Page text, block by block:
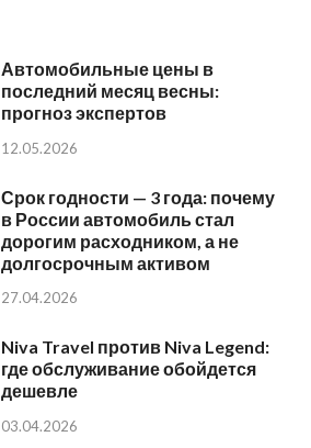
Автомобильные цены в
последний месяц весны:
прогноз экспертов
12.05.2026
Срок годности — 3 года: почему
в России автомобиль стал
дорогим расходником, а не
долгосрочным активом
27.04.2026
Niva Travel против Niva Legend:
где обслуживание обойдется
дешевле
03.04.2026